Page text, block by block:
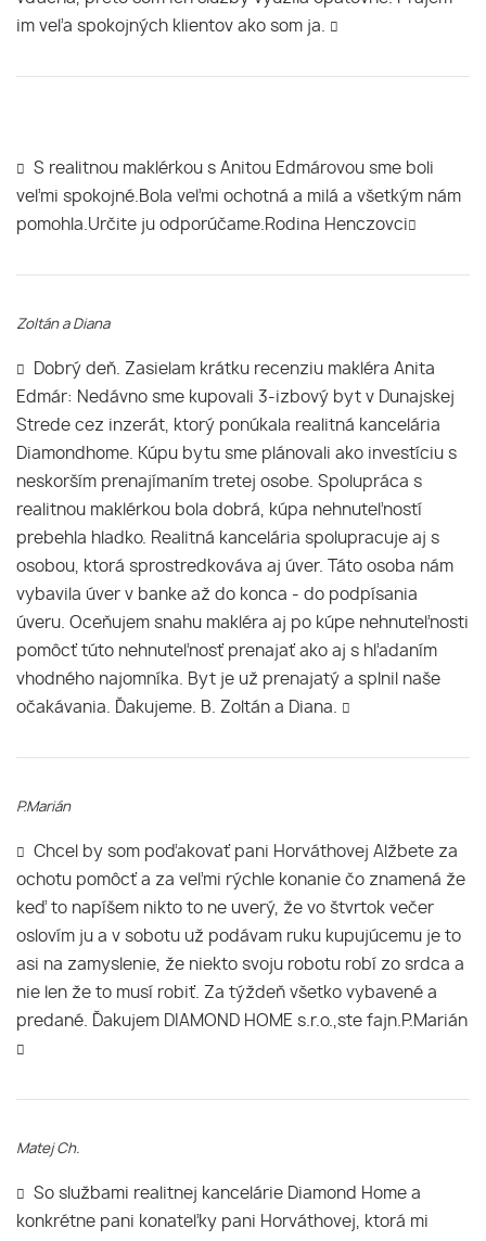
im veľa spokojných klientov ako som ja.
S realitnou maklérkou s Anitou Edmárovou sme boli
veľmi spokojné.Bola veľmi ochotná a milá a všetkým nám
pomohla.Určite ju odporúčame.Rodina Henczovci
Zoltán a Diana
Dobrý deň. Zasielam krátku recenziu makléra Anita
Edmár: Nedávno sme kupovali 3-izbový byt v Dunajskej
Strede cez inzerát, ktorý ponúkala realitná kancelária
Diamondhome. Kúpu bytu sme plánovali ako investíciu s
neskorším prenajímaním tretej osobe. Spolupráca s
realitnou maklérkou bola dobrá, kúpa nehnuteľností
prebehla hladko. Realitná kancelária spolupracuje aj s
osobou, ktorá sprostredkováva aj úver. Táto osoba nám
vybavila úver v banke až do konca - do podpísania
úveru. Oceňujem snahu makléra aj po kúpe nehnuteľnosti
pomôcť túto nehnuteľnosť prenajať ako aj s hľadaním
vhodného najomníka. Byt je už prenajatý a splnil naše
očakávania. Ďakujeme. B. Zoltán a Diana.
P.Marián
Chcel by som poďakovať pani Horváthovej Alžbete za
ochotu pomôcť a za veľmi rýchle konanie čo znamená že
keď to napíšem nikto to ne uverý, že vo štvrtok večer
oslovím ju a v sobotu už podávam ruku kupujúcemu je to
asi na zamyslenie, že niekto svoju robotu robí zo srdca a
nie len že to musí robiť. Za týždeň všetko vybavené a
predané. Ďakujem DIAMOND HOME s.r.o.,ste fajn.P.Marián
Matej Ch.
So službami realitnej kancelárie Diamond Home a
konkrétne pani konateľky pani Horváthovej, ktorá mi